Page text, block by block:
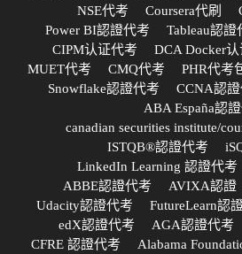
NSE代考
Coursera代刷
Power BI認證代考
Tableau認證
CIPM认证代考
DCA Docker
MUET代考
CMQ代考 PHR代考
Snowflake認證代考
CCNA認
ABA España認
canadian securities institute/
ISTQB®認證代考
LinkedIn Learning 認證代考
ABBE認證代考
AVIXA認證
Udacity認證代考
FutureLearn認
edX認證代考
AGA認證代考
CFRE 認證代考
Alabama